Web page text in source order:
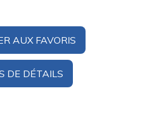
AUX FAVORIS
DE DÉTAILS